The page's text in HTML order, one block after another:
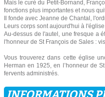
Mais le curé du Petit-Bornand,
fonctions plus importantes et nous
Il fonde avec Jeanne de Chantal,
Leurs corps sont aujourd'hui à
Au-dessus de l'autel, une fresque a
l'honneur de St François de Sales :
Vous trouverez dans cette église
Herman en 1925, en l’honneur de
fervents administrés.